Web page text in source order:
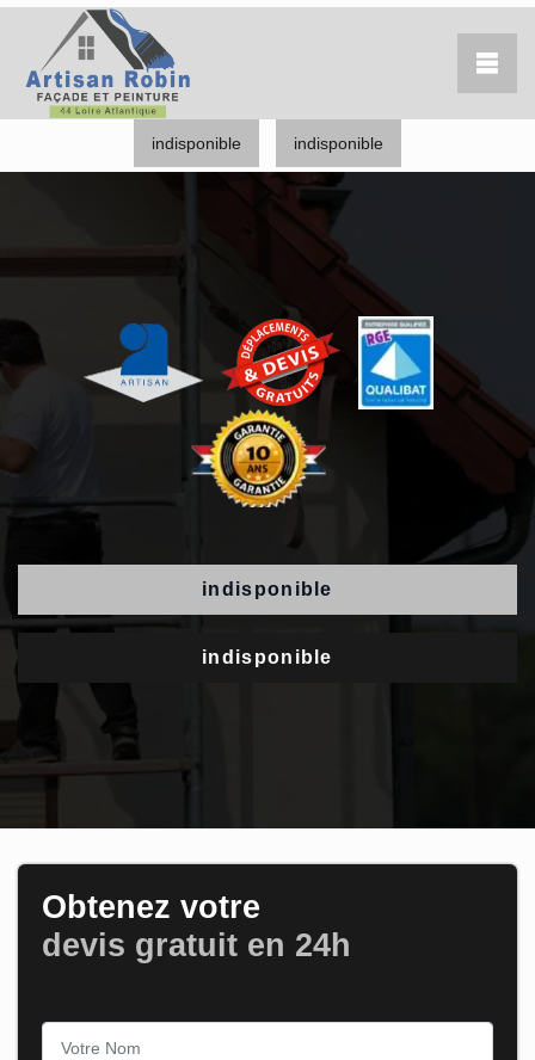
indisponible indisponible
indisponible
indisponible
Obtenez votre
devis gratuit en 24h